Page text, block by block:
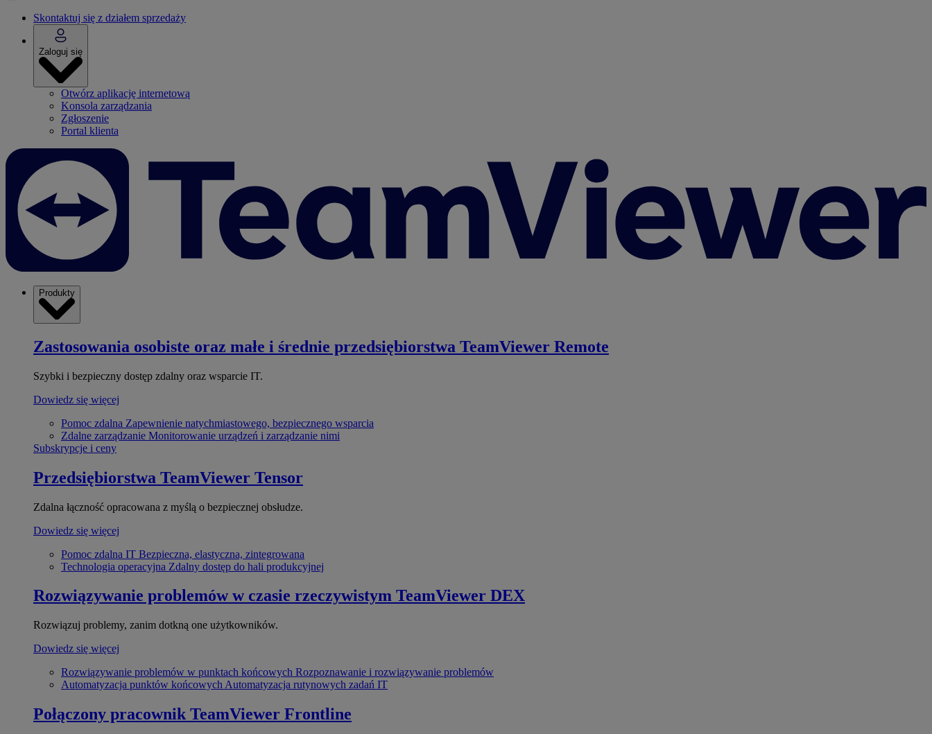
Skontaktuj się z działem sprzedaży
Zaloguj się
Otwórz aplikację internetową
Konsola zarządzania
Zgłoszenie
Portal klienta
Produkty
Zastosowania osobiste oraz małe i średnie przedsiębiorstwa TeamViewer Remote
Szybki i bezpieczny dostęp zdalny oraz wsparcie IT.
Dowiedz się więcej
Pomoc zdalna Zapewnienie natychmiastowego, bezpiecznego wsparcia
Zdalne zarządzanie Monitorowanie urządzeń i zarządzanie nimi
Subskrypcje i ceny
Przedsiębiorstwa TeamViewer Tensor
Zdalna łączność opracowana z myślą o bezpiecznej obsłudze.
Dowiedz się więcej
Pomoc zdalna IT Bezpieczna, elastyczna, zintegrowana
Technologia operacyjna Zdalny dostęp do hali produkcyjnej
Rozwiązywanie problemów w czasie rzeczywistym TeamViewer DEX
Rozwiązuj problemy, zanim dotkną one użytkowników.
Dowiedz się więcej
Rozwiązywanie problemów w punktach końcowych Rozpoznawanie i rozwiązywanie problemów
Automatyzacja punktów końcowych Automatyzacja rutynowych zadań IT
Połączony pracownik TeamViewer Frontline